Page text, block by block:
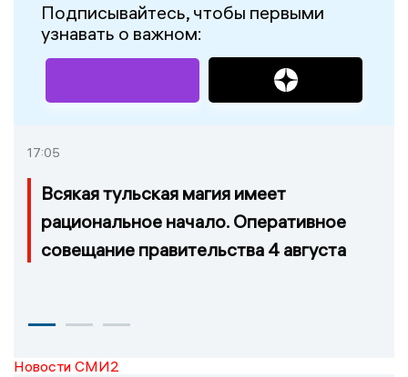
Подписывайтесь, чтобы первыми
узнавать о важном:
17:05
Всякая тульская магия имеет
рациональное начало. Оперативное
совещание правительства 4 августа
Новости СМИ2